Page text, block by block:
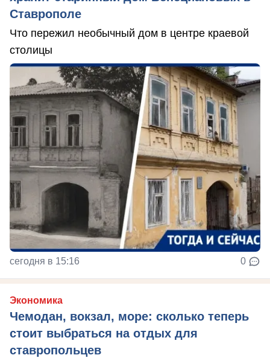
Ставрополе
Что пережил необычный дом в центре краевой
столицы
сегодня в 15:16 0
Экономика
Чемодан, вокзал, море: сколько теперь
стоит выбраться на отдых для
ставропольцев